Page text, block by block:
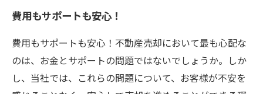
費用もサポートも安心！
費用もサポートも安心！不動産売却において最も心配な
のは、お金とサポートの問題ではないでしょうか。しか
し、当社では、これらの問題について、お客様が不安を